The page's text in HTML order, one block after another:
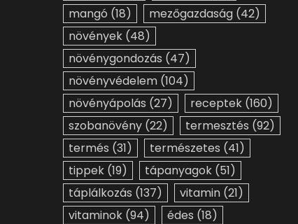
mangó (18) mezőgazdaság (42)
növények (48)
növénygondozás (47)
növényvédelem (104)
növényápolás (27) receptek (160)
szobanövény (22) termesztés (92)
termés (31) természetes (41)
tippek (19) tápanyagok (51)
táplálkozás (137) vitamin (21)
vitaminok (94) édes (18)